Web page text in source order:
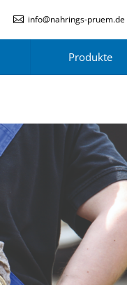
info@nahrings-pruem.de
Produkte